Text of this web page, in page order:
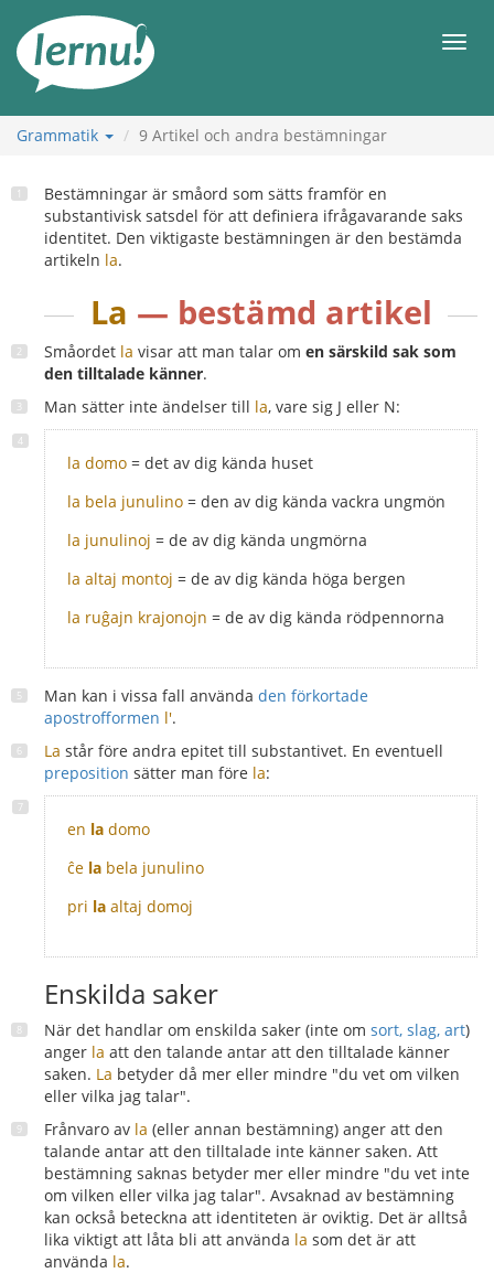
sidans
innehåll
Meny
Grammatik 9 Artikel och andra bestämningar
Bestämningar är småord som sätts framför en
substantivisk satsdel för att definiera ifrågavarande saks
identitet. Den viktigaste bestämningen är den bestämda
artikeln la.
La — bestämd artikel
Småordet la visar att man talar om en särskild sak som
den tilltalade känner.
Man sätter inte ändelser till la, vare sig J eller N:
la domo = det av dig kända huset
la bela junulino = den av dig kända vackra ungmön
la junulinoj = de av dig kända ungmörna
la altaj montoj = de av dig kända höga bergen
la ruĝajn krajonojn = de av dig kända rödpennorna
Man kan i vissa fall använda den förkortade
apostrofformen l'.
La står före andra epitet till substantivet. En eventuell
preposition sätter man före la:
en la domo
ĉe la bela junulino
pri la altaj domoj
Enskilda saker
När det handlar om enskilda saker (inte om sort, slag, art)
anger la att den talande antar att den tilltalade känner
saken. La betyder då mer eller mindre "du vet om vilken
eller vilka jag talar".
Frånvaro av la (eller annan bestämning) anger att den
talande antar att den tilltalade inte känner saken. Att
bestämning saknas betyder mer eller mindre "du vet inte
om vilken eller vilka jag talar". Avsaknad av bestämning
kan också beteckna att identiteten är oviktig. Det är alltså
lika viktigt att låta bli att använda la som det är att
använda la.